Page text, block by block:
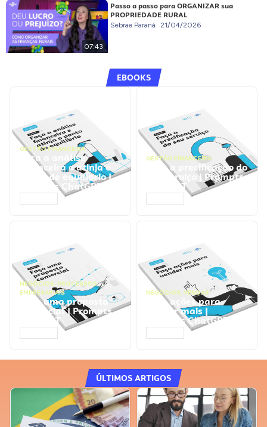
07:43
Passo a passo para ORGANIZAR sua
PROPRIEDADE RURAL
Sebrae Paraná 21/04/2026
EBOOKS
GESTÃO FINANCEIRA
Faça a análise
financeira e atinja o
ponto de equilíbrio |
Prompts ChatGPT
GESTÃO FINANCEIRA
Faça a precificação do
seu serviço | Prompts
ChatGPT
NEGÓCIOS, PROCESSOS
EMPRESARIAIS
Faça uma proposta
comercial | Prompts
ChatGPT
NEGÓCIOS, VENDAS
Faça ações para
vender mais |
Prompts ChatGPT
ÚLTIMOS ARTIGOS